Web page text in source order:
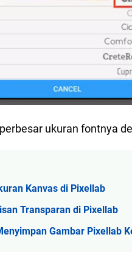
ukuran fontnya
Kanvas di Pixellab
Transparan di Pixellab
Gambar Pixellab